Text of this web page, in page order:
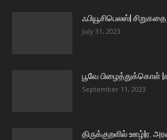
ஃபியூசிபெலஸ்| சிறுகதை
July 31, 2023
பூவே
September 11, 2023
திருக்குறளில் ஊழ்|ர.